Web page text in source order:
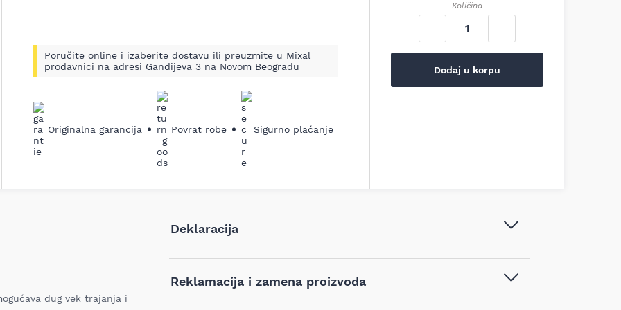
Poručite online i izaberite dostavu ili preuzmite u Mixal
prodavnici na adresi Gandijeva 3 na Novom Beogradu
Originalna garancija Povrat robe Sigurno plaćanje
Količina
Dodaj u korpu
dug vek trajanja i
Deklaracija
MT16M, 28.003
Reklamacija i zamena proizvoda